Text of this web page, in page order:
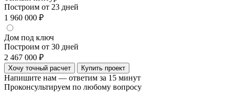
Построим от 23 дней
1 960 000 ₽
Дом под ключ
Построим от 30 дней
2 467 000 ₽
Хочу точный расчет Купить проект
Напишите нам — ответим за 15 минут
Проконсультируем по любому вопросу